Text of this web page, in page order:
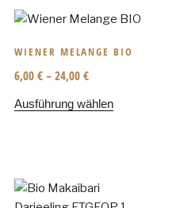
WIENER MELANGE BIO
6,00 € – 24,00 €
Ausführung wählen